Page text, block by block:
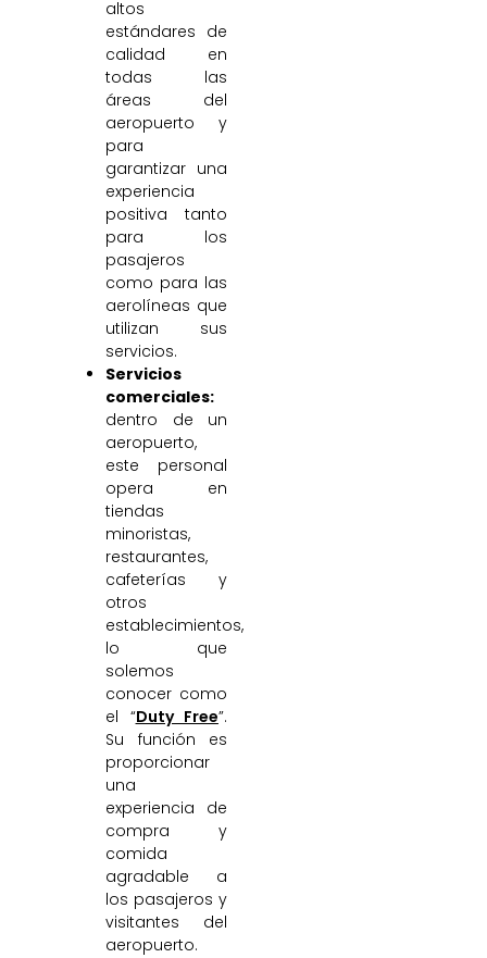
altos
estándares de
calidad en
todas las
áreas del
aeropuerto y
para
garantizar una
experiencia
positiva tanto
para los
pasajeros
como para las
aerolíneas que
utilizan sus
servicios.
Servicios
comerciales:
dentro de un
aeropuerto,
este personal
opera en
tiendas
minoristas,
restaurantes,
cafeterías y
otros
establecimientos,
lo que
solemos
conocer como
el “Duty Free”.
Su función es
proporcionar
una
experiencia de
compra y
comida
agradable a
los pasajeros y
visitantes del
aeropuerto.